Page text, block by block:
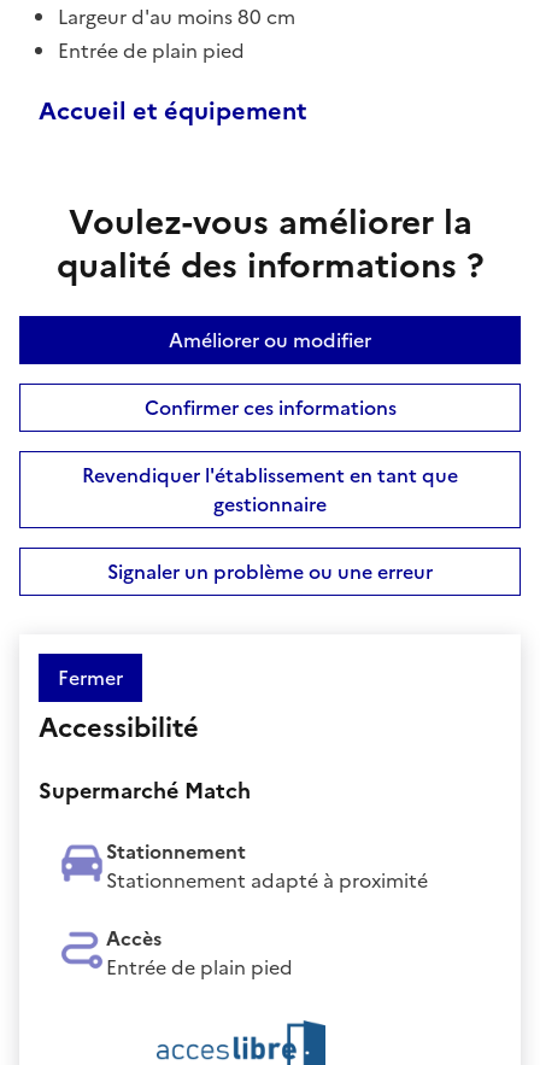
Largeur d'au moins 80 cm
Entrée de plain pied
Accueil et équipement
Voulez-vous améliorer la
qualité des informations ?
Améliorer ou modifier
Confirmer ces informations
Revendiquer l'établissement en tant que
gestionnaire
Signaler un problème ou une erreur
Fermer
Accessibilité
Supermarché Match
Stationnement
Stationnement adapté à proximité
Accès
Entrée de plain pied